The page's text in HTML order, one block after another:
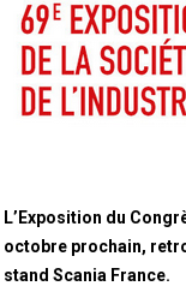
L’Exposition du
octobre prochain,
stand Scania France.